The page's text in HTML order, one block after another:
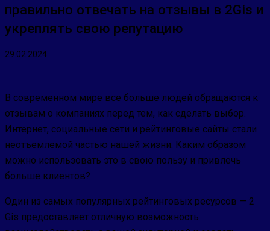
правильно отвечать на отзывы в 2Gis и
укреплять свою репутацию
29.02.2024
В современном мире все больше людей обращаются к
отзывам о компаниях перед тем, как сделать выбор.
Интернет, социальные сети и рейтинговые сайты стали
неотъемлемой частью нашей жизни. Каким образом
можно использовать это в свою пользу и привлечь
больше клиентов?
Один из самых популярных рейтинговых ресурсов — 2
Gis предоставляет отличную возможность